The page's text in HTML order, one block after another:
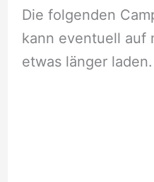
Die folgenden
kann eventuell auf
etwas länger laden.